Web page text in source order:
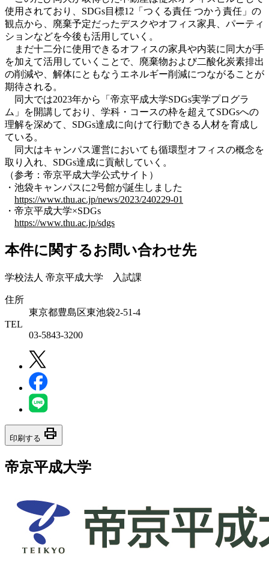
使用されており、SDGs目標12「つくる責任 つかう責任」の
観点から、廃棄予定だったデスクやオフィス家具、パーティ
ションなどを今後も活用していく。
まだ十二分に使用できるオフィスの家具や内装に同大が手
を加えて活用していくことで、廃棄物および二酸化炭素排出
の削減や、解体にともなうエネルギー削減につながることが
期待される。
同大では2023年から「帝京平成大学SDGs実学プログラ
ム」を開講しており、学科・コースの枠を超えてSDGsへの
理解を深めて、SDGs達成に向けて行動できる人材を育成し
ている。
同大はキャンパス運営においても循環型オフィスの概念を
取り入れ、SDGs達成に貢献していく。
（参考：帝京平成大学公式サイト）
・池袋キャンパスに2号館が誕生しました
https://www.thu.ac.jp/news/2023/240229-01
・帝京平成大学×SDGs
https://www.thu.ac.jp/sdgs
本件に関するお問い合わせ先
学校法人 帝京平成大学 入試課
住所
東京都豊島区東池袋2-51-4
TEL
03-5843-3200
印刷する print
帝京平成大学